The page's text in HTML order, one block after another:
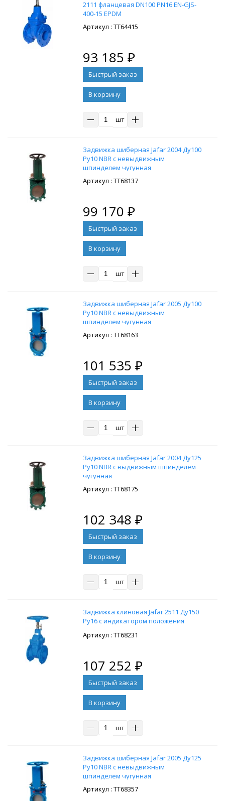
2111 фланцевая DN100 PN16 EN-GJS-
400-15 EPDM
: ТТ64415
93 185 ₽
В корзину
шт
Задвижка шиберная Jafar 2004 Ду100
Ру10 NBR с невыдвижным
шпинделем чугунная
: ТТ68137
99 170 ₽
В корзину
шт
Задвижка шиберная Jafar 2005 Ду100
Ру10 NBR с невыдвижным
шпинделем чугунная
: ТТ68163
101 535 ₽
В корзину
шт
Задвижка шиберная Jafar 2004 Ду125
Ру10 NBR с выдвижным шпинделем
чугунная
: ТТ68175
102 348 ₽
В корзину
шт
Задвижка клиновая Jafar 2511 Ду150
Ру16 с индикатором положения
: ТТ68231
107 252 ₽
В корзину
шт
Задвижка шиберная Jafar 2005 Ду125
Ру10 NBR с невыдвижным
шпинделем чугунная
: ТТ68357